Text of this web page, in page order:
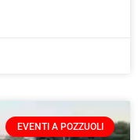
EVENTI A POZZUOLI